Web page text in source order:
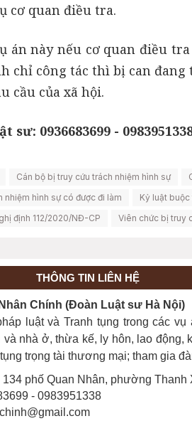
cơ quan điều tra.
án này nếu cơ quan điều
chỉ công tác thì bị can
cầu của xã hội.
0936683699 -
Cán bộ bị truy cứu trách nhiệm hình sự
hình sự có được đi làm
Kỷ luật
định 112/2020/NĐ-CP Viên chức bị truy
THÔNG TIN LIÊN HỆ
Chính (Đoàn Luật sư Hà Nội)
luật và Tranh tụng trong các vụ
nhà ở, thừa kế, ly hôn, lao động,
trọng tài thương mại; tham gia
134 phố Quan Nhân, phường Thanh
- 0983951338